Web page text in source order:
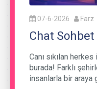
07-6-2026 Farz
Chat
Canı sıkılan
burada! Farklı
insanlarla bir